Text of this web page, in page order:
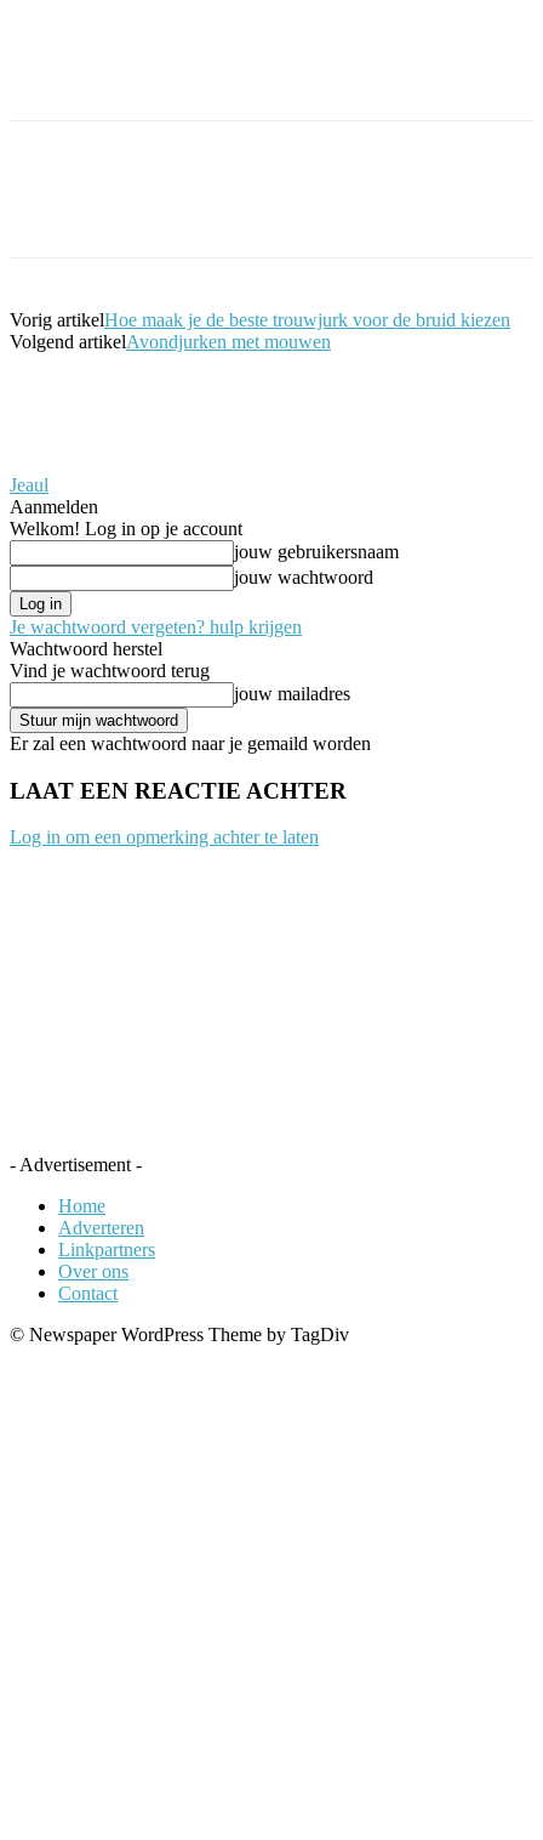
Vorig artikelHoe maak je de beste trouwjurk voor de bruid kiezen
Volgend artikelAvondjurken met mouwen
Jeaul
Aanmelden
Welkom! Log in op je account
jouw gebruikersnaam
jouw wachtwoord
Je wachtwoord vergeten? hulp krijgen
Wachtwoord herstel
Vind je wachtwoord terug
jouw mailadres
Er zal een wachtwoord naar je gemaild worden
LAAT EEN REACTIE ACHTER
Log in om een opmerking achter te laten
- Advertisement -
Home
Adverteren
Linkpartners
Over ons
Contact
© Newspaper WordPress Theme by TagDiv